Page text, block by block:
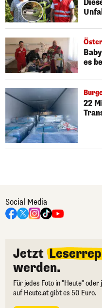
es
22
Social Media
Jetzt
werden.
Für jedes Foto in "Heute" oder
auf Heute.at gibt es 50 Euro.